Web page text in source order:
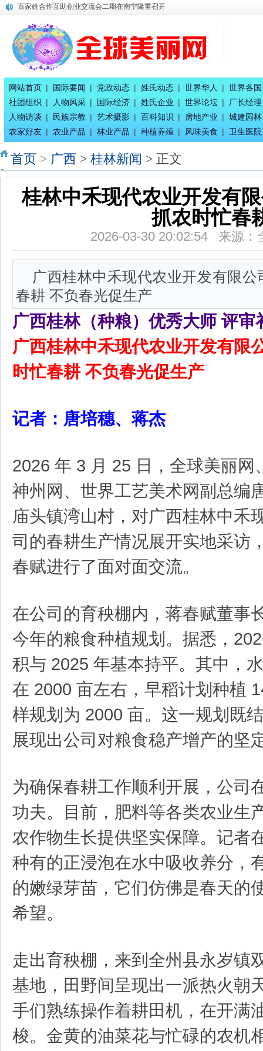
全球百家姓研究组委会今日正式成立！
唐国宣采访奥运会冠军唐灵生
八桂孔雀宴 在南宁隆重开业
唐国宣采访广西辉耀文化传播公司绚丽艺术总团长王惠兰
中国专家评审团主席唐国宣采访广西徐七二童事局主席蒋炳
广西退役军人刘戈同志的团队部分人员揭密
唐国宣采访健康家氧舱智慧生活馆总经理刘珈吟
百家姓合作互助创业交流会二期在南宁隆重召开
网站首页 | 国际要闻 | 党政动态 | 姓氏动态 | 世界华人 | 世界各国
社团组织 | 人物风采 | 国际经济 | 姓氏企业 | 世界论坛 |
厂长经理
人物访谈 | 民族宗教 | 艺术摄影 | 百科知识 | 房地产业 | 城建园林
农家好友 | 农业产品 | 林业产品 | 种植养殖 | 风味美食 | 卫生医院
首页 > 广西 > 桂林新闻 > 正文
桂林中禾现代农业开发有
抓农时忙春
2026-03-30 20:02:54 来源：
广西桂林中禾现代农业开发有限
春耕 不负春光促生产
广西桂林（种粮）优秀大师 评审
广西桂林中禾现代农业开发有限
时忙春耕 不负春光促生产
记者：唐培穗、蒋杰
2026 年 3 月 25 日，全球美丽网
神州网、世界工艺美术网副总编
庙头镇湾山村，对广西桂林中禾
司的春耕生产情况展开实地采访
春赋进行了面对面交流。
在公司的育秧棚内，蒋春赋董事
今年的粮食种植规划。据悉，
积与 2025 年基本持平。其中，
在 2000 亩左右，早稻计划种植
样规划为 2000 亩。这一规划既
展现出公司对粮食稳产增产的坚
为确保春耕工作顺利开展，公司
功夫。目前，肥料等各类农业生
农作物生长提供坚实保障。记者
种有的正浸泡在水中吸收养分，
的嫩绿芽苗，它们仿佛是春天的
希望。
走出育秧棚，来到全州县永岁镇
基地，田野间呈现出一派热火朝
手们熟练操作着耕田机，在开满
梭。金黄的油菜花与忙碌的农机